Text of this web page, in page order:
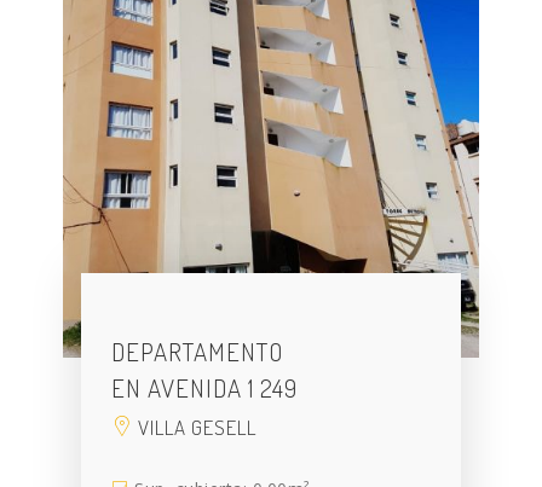
DEPARTAMENTO
EN AVENIDA 1 249
VILLA GESELL